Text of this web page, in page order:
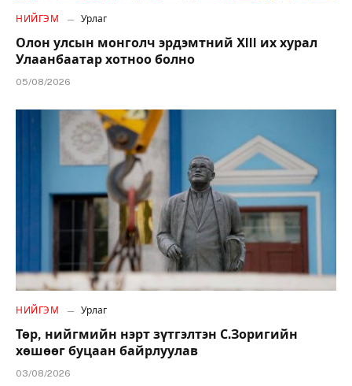
НИЙГЭМ Урлаг
Олон улсын монголч эрдэмтний XIII их хурал
Улаанбаатар хотноо болно
05/08/2026
НИЙГЭМ Урлаг
Төр, нийгмийн нэрт зүтгэлтэн С.Зоригийн
хөшөөг буцаан байрлуулав
03/08/2026